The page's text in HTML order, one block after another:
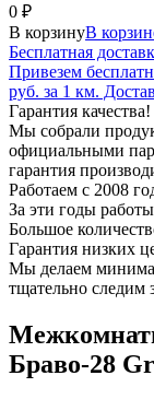
0 ₽
В корзинуВ
Бесплатная
Привезем
руб. за 1 км.
Гарантия качества!
Мы собрали
официальными
гарантия
Работаем с 2008
За эти годы
Большое
Гарантия низких
Мы делаем
тщательно следим
Браво-28